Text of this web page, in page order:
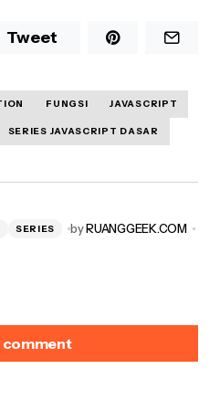
Tweet
FUNGSI JAVASCRIPT
SERIES JAVASCRIPT DASAR
SERIES byRUANGGEEK.COM
comment